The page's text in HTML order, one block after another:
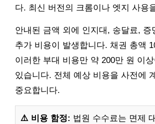
다. 최신 버전의 크롬이나 엣지 사용
안내된 금액 외에 인지대, 송달료, 증
추가 비용이 발생합니다. 채권 총액
이러한 부대 비용만 약 200만 원 이
있습니다. 전체 예상 비용을 사전에
중요합니다.
⚠️ 비용 함정: 법원 수수료는 면제